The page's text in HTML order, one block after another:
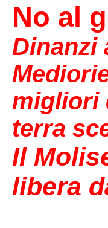
No al
Dinanzi
migliori
terra
Il
libera